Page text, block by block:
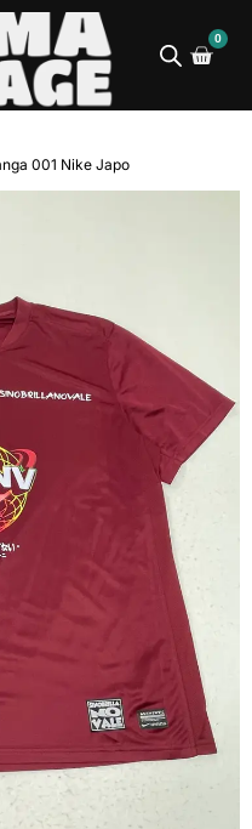
0
001 Nike Japo